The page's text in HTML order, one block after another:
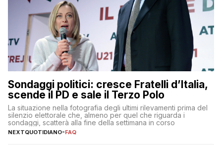
Sondaggi politici: cresce Fratelli d’Italia,
scende il PD e sale il Terzo Polo
La situazione nella fotografia degli ultimi rilevamenti prima del
silenzio elettorale che, almeno per quel che riguarda i
sondaggi, scatterà alla fine della settimana in corso
NEXTQUOTIDIANO-FAQ